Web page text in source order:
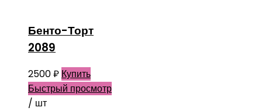
Бенто-Торт
2089
2500₽ Купить
Быстрый просмотр
/ шт